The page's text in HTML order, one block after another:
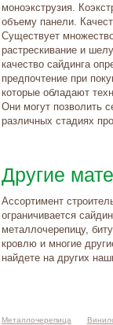
моноэкструзия.
объему панели.
Существует
растрескивание и
качество сайдинга
предпочтение при
которые обладают
Они могут позволить
различных стадиях
Другие
Ассортимент
ограничивается
металлочерепицу,
кровлю и многие
найдете на других
Металлочерепица